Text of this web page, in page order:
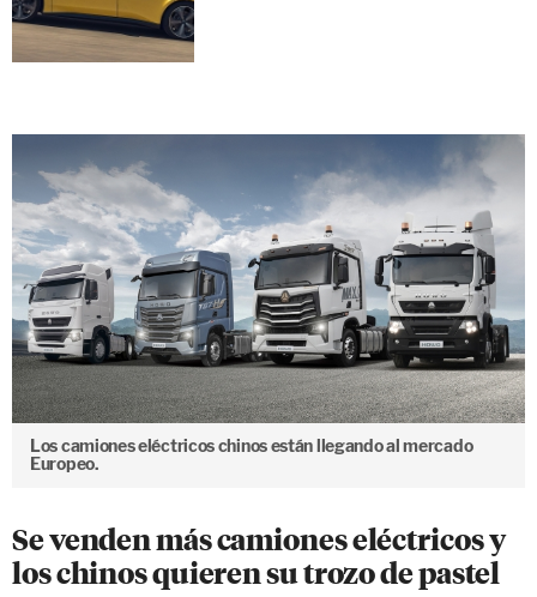
Los camiones eléctricos chinos están llegando al mercado
Europeo.
Se venden más camiones eléctricos y
los chinos quieren su trozo de pastel